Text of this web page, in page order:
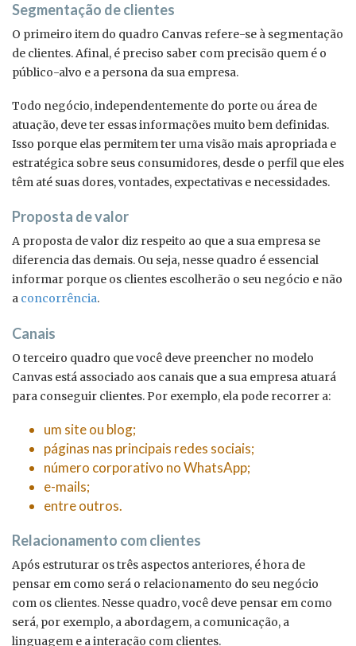
Segmentação de clientes
O primeiro item do quadro Canvas refere-se à segmentação
de clientes. Afinal, é preciso saber com precisão quem é o
público-alvo e a persona da sua empresa.
Todo negócio, independentemente do porte ou área de
atuação, deve ter essas informações muito bem definidas.
Isso porque elas permitem ter uma visão mais apropriada e
estratégica sobre seus consumidores, desde o perfil que eles
têm até suas dores, vontades, expectativas e necessidades.
Proposta de valor
A proposta de valor diz respeito ao que a sua empresa se
diferencia das demais. Ou seja, nesse quadro é essencial
informar porque os clientes escolherão o seu negócio e não
a concorrência.
Canais
O terceiro quadro que você deve preencher no modelo
Canvas está associado aos canais que a sua empresa atuará
para conseguir clientes. Por exemplo, ela pode recorrer a:
um site ou blog;
páginas nas principais redes sociais;
número corporativo no WhatsApp;
e-mails;
entre outros.
Relacionamento com clientes
Após estruturar os três aspectos anteriores, é hora de
pensar em como será o relacionamento do seu negócio
com os clientes. Nesse quadro, você deve pensar em como
será, por exemplo, a abordagem, a comunicação, a
linguagem e a interação com clientes.